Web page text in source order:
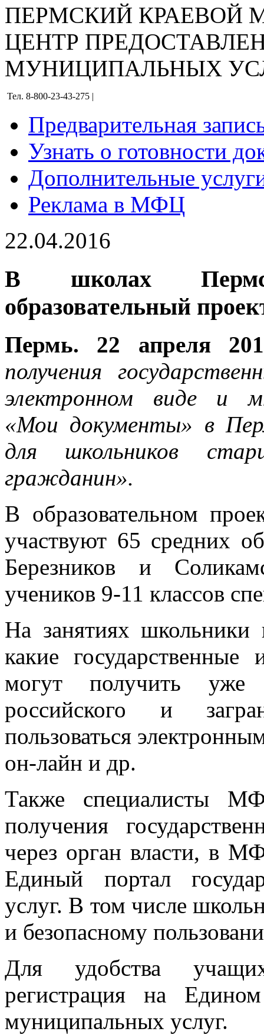
ПЕРМСКИЙ КРАЕВОЙ
ЦЕНТР
МУНИЦИПАЛЬНЫХ
Тел. 8-800-23-43-275 |
Предварительная
Узнать о готовности
Дополнительные
Реклама в МФЦ
22.04.2016
В школах
образовательный
Пермь. 22 апреля
получения
электронном виде и
«Мои документы» в
для школьников
гражданин».
В образовательном
участвуют 65 средних
Березников и
учеников 9-11 классов
На занятиях
какие
могут получить уже
российского и
пользоваться
он-лайн и др.
Также специалисты
получения
через орган власти, в
Единый портал
услуг. В том числе
и безопасному
Для удобства
регистрация на
муниципальных услуг.